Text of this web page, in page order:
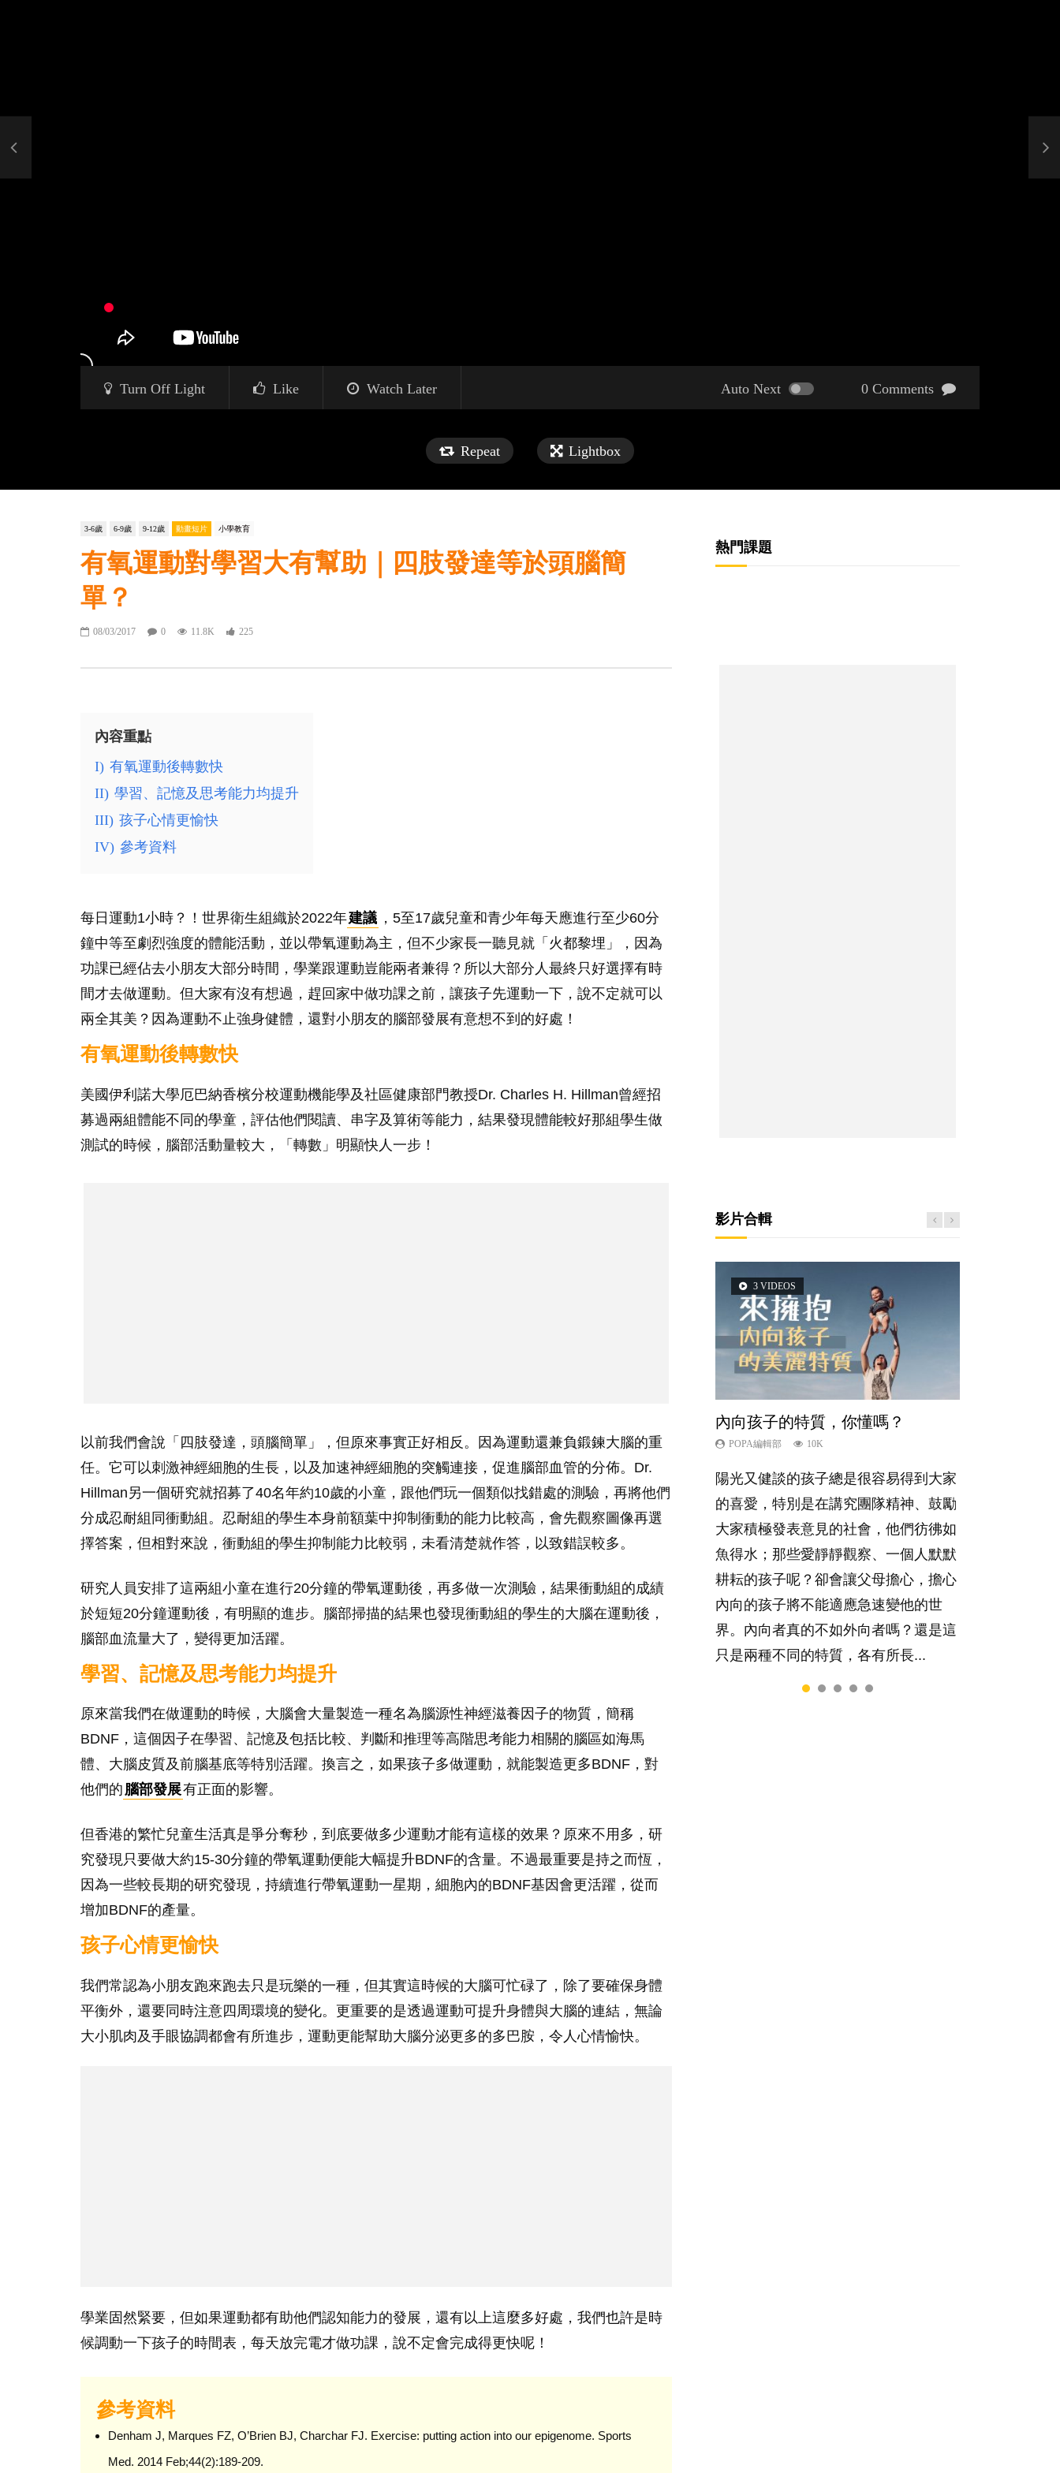
Turn Off Light Like Watch Later Auto Next 0 Comments
Repeat Lightbox
3-6歲 6-9歲 9-12歲 動畫短片 小學教育
有氧運動對學習大有幫助｜四肢發達等於頭腦簡
單？
08/03/2017 0 11.8K 225
內容重點
I) 有氧運動後轉數快
II) 學習、記憶及思考能力均提升
III) 孩子心情更愉快
IV) 參考資料
每日運動1小時？！世界衛生組織於2022年建議 ，5至17歲兒童和青少年每天應進行至少60分
鐘中等至劇烈強度的體能活動，並以帶氧運動為主，但不少家長一聽見就「火都黎埋」，因為
功課已經佔去小朋友大部分時間，學業跟運動豈能兩者兼得？所以大部分人最終只好選擇有時
間才去做運動。但大家有沒有想過，趕回家中做功課之前，讓孩子先運動一下，說不定就可以
兩全其美？因為運動不止強身健體，還對小朋友的腦部發展有意想不到的好處！
有氧運動後轉數快
美國伊利諾大學厄巴納香檳分校運動機能學及社區健康部門教授Dr. Charles H. Hillman曾經招
募過兩組體能不同的學童，評估他們閱讀、串字及算術等能力，結果發現體能較好那組學生做
測試的時候，腦部活動量較大，「轉數」明顯快人一步！
以前我們會說「四肢發達，頭腦簡單」，但原來事實正好相反。因為運動還兼負鍛鍊大腦的重
任。它可以刺激神經細胞的生長，以及加速神經細胞的突觸連接，促進腦部血管的分佈。Dr.
Hillman另一個研究就招募了40名年約10歲的小童，跟他們玩一個類似找錯處的測驗，再將他們
分成忍耐組同衝動組。忍耐組的學生本身前額葉中抑制衝動的能力比較高，會先觀察圖像再選
擇答案，但相對來說，衝動組的學生抑制能力比較弱，未看清楚就作答，以致錯誤較多。
研究人員安排了這兩組小童在進行20分鐘的帶氧運動後，再多做一次測驗，結果衝動組的成績
於短短20分鐘運動後，有明顯的進步。腦部掃描的結果也發現衝動組的學生的大腦在運動後，
腦部血流量大了，變得更加活躍。
學習、記憶及思考能力均提升
原來當我們在做運動的時候，大腦會大量製造一種名為腦源性神經滋養因子的物質，簡稱
BDNF，這個因子在學習、記憶及包括比較、判斷和推理等高階思考能力相關的腦區如海馬
體、大腦皮質及前腦基底等特別活躍。換言之，如果孩子多做運動，就能製造更多BDNF，對
他們的 腦部發展有正面的影響。
但香港的繁忙兒童生活真是爭分奪秒，到底要做多少運動才能有這樣的效果？原來不用多，研
究發現只要做大約15-30分鐘的帶氧運動便能大幅提升BDNF的含量。不過最重要是持之而恆，
因為一些較長期的研究發現，持續進行帶氧運動一星期，細胞內的BDNF基因會更活躍，從而
增加BDNF的產量。
孩子心情更愉快
我們常認為小朋友跑來跑去只是玩樂的一種，但其實這時候的大腦可忙碌了，除了要確保身體
平衡外，還要同時注意四周環境的變化。更重要的是透過運動可提升身體與大腦的連結，無論
大小肌肉及手眼協調都會有所進步，運動更能幫助大腦分泌更多的多巴胺，令人心情愉快。
學業固然緊要，但如果運動都有助他們認知能力的發展，還有以上這麼多好處，我們也許是時
候調動一下孩子的時間表，每天放完電才做功課，說不定會完成得更快呢！
參考資料
Denham J, Marques FZ, O’Brien BJ, Charchar FJ. Exercise: putting action into our epigenome. Sports
Med. 2014 Feb;44(2):189-209.
熱門課題
影片合輯
3 VIDEOS
內向孩子的特質，你懂嗎？
POPA編輯部 10K
陽光又健談的孩子總是很容易得到大家
的喜愛，特別是在講究團隊精神、鼓勵
大家積極發表意見的社會，他們彷彿如
魚得水；那些愛靜靜觀察、一個人默默
耕耘的孩子呢？卻會讓父母擔心，擔心
內向的孩子將不能適應急速變他的世
界。內向者真的不如外向者嗎？還是這
只是兩種不同的特質，各有所長...
5 VIDEOS
夫妻必看！經營婚姻，沒捷徑
POPA編輯部 22.9K
你是不是也曾經以為只要跟相愛的人結
婚，就自然能走到白頭，但生了孩子卻
發現事情不如你所料？ 經營婚姻，不
如我們想像的簡單，卻也不是大家說得
那麼難。一起來認識婚姻的真相！...
14 VIDEOS
新手父母不用怕
POPA編輯部 16.3K
相信許多人初為人父母，由懷孕開始到
孩子呱呱落地，心中都有數之不盡的問
題～這裡一次過集合我們以往製作過的
相關短片。 這段路讓我們跟你同行～...
2 VIDEOS
想孩子學好外語，點做好？
POPA編輯部 9.9K
有人話學多種語言越早開始越好，有人
卻說一時間太多語言，會令孩子感到混
淆，到底誰是誰非？聽聽專家怎樣說，
解開語言學習的迷思～...
6 VIDEOS
孩子能力天注定？
POPA編輯部 7.9K
很多父母都希望孩子係個「叻仔叻
女」，學業別太差，日常自理井井有
條。這樣的孩子是萬中無一，還是魚與
熊掌，不能兼得？...